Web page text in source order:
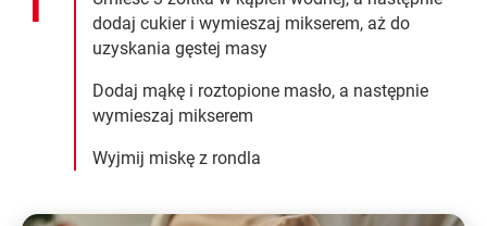
dodaj cukier i wymieszaj mikserem, aż do
uzyskania gęstej masy
Dodaj mąkę i roztopione masło, a następnie
wymieszaj mikserem
Wyjmij miskę z rondla